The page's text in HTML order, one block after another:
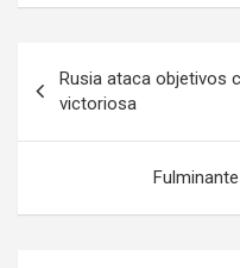
v
g
Rusia ataca objetivos
victoriosa